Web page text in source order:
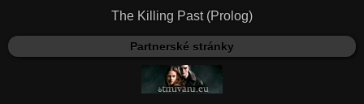
The Killing Past (Prolog)
Partnerské stránky